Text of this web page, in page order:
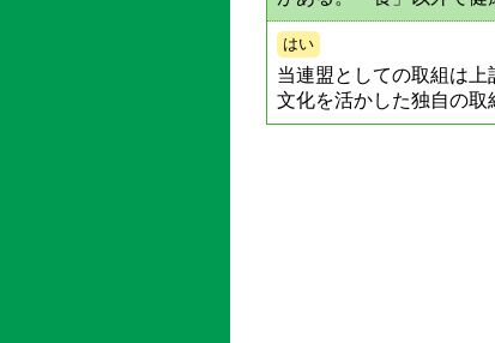
はい
当連盟としての取組は
文化を活かした独自の